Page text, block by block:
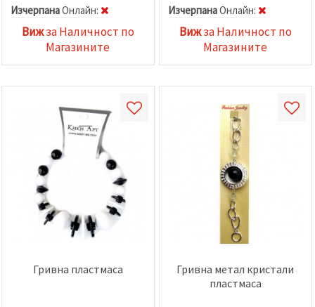
ИзчерпанаOнлайн:
Вижза Наличност по
Магазините
ИзчерпанаOнлайн:
Вижза Наличност по
Магазините
Гривна пластмаса
Гривна метал кристали
пластмаса